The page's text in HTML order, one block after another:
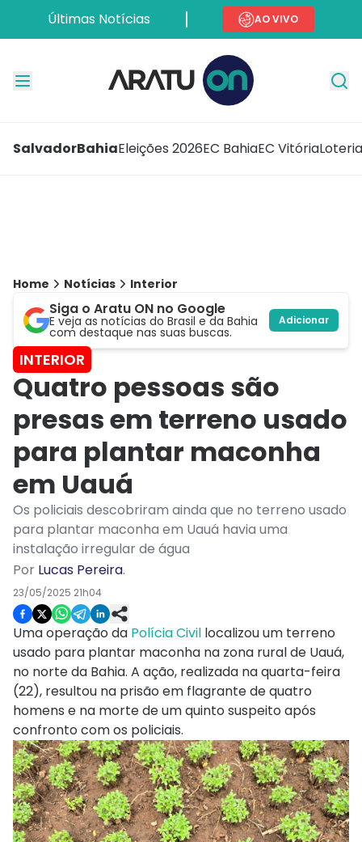
Últimas Notícias AO VIVO
SalvadorBahiaEleições 2026EC BahiaEC Vitória
Home Notícias Interior
Siga o Aratu ON no Google
E veja as notícias do Brasil e da Bahia
com destaque nas suas buscas.
Adicionar
INTERIOR
Quatro pessoas são
presas em terreno usado
para plantar maconha
em Uauá
Os policiais descobriram ainda que no terreno usado
para plantar maconha em Uauá havia uma
instalação irregular de água
Por Lucas Pereira.
23/05/2025 21h04
Uma operação da Polícia Civil localizou um terreno
usado para plantar maconha na zona rural de Uauá,
no norte da Bahia. A ação, realizada na quarta-feira
(22), resultou na prisão em flagrante de quatro
homens e na morte de um quinto suspeito após
confronto com os policiais.